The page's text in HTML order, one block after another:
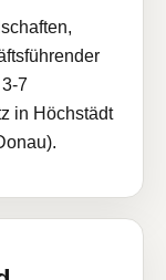
7
in Höchstädt